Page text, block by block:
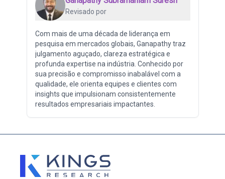
Revisado por
Com mais de uma década de liderança em
pesquisa em mercados globais, Ganapathy traz
julgamento aguçado, clareza estratégica e
profunda expertise na indústria. Conhecido por
sua precisão e compromisso inabalável com a
qualidade, ele orienta equipes e clientes com
insights que impulsionam consistentemente
resultados empresariais impactantes.